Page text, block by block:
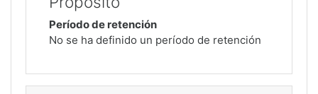
Período de retención
No se ha definido un período de retención